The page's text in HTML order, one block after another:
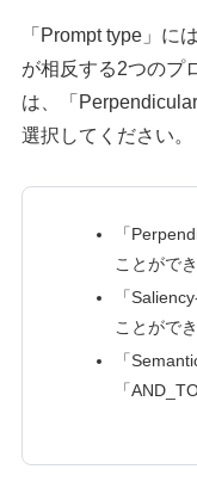
「Prompt type」に
が相反する2つのプ
は、「
選択してください。
「
ことがで
「
ことがで
「
「